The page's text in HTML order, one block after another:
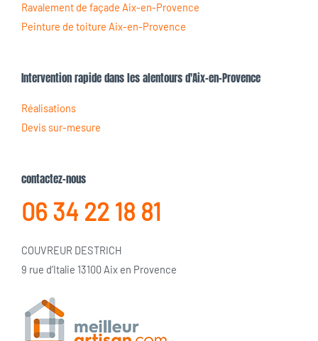
Ravalement de façade Aix-en-Provence
Peinture de toiture Aix-en-Provence
Intervention rapide dans les alentours d'Aix-en-Provence
Réalisations
Devis sur-mesure
contactez-nous
06 34 22 18 81
COUVREUR DESTRICH
9 rue d’Italie 13100 Aix en Provence